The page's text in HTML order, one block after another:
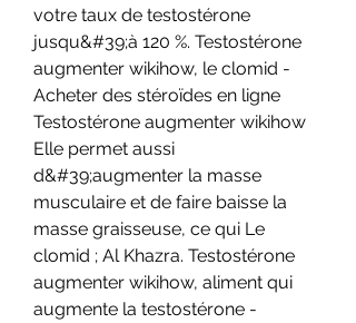
votre taux de testostérone
jusqu&#39;à 120 %. Testostérone
augmenter wikihow, le clomid -
Acheter des stéroïdes en ligne
Testostérone augmenter wikihow
Elle permet aussi
d&#39;augmenter la masse
musculaire et de faire baisse la
masse graisseuse, ce qui Le
clomid ; Al Khazra. Testostérone
augmenter wikihow, aliment qui
augmente la testostérone -